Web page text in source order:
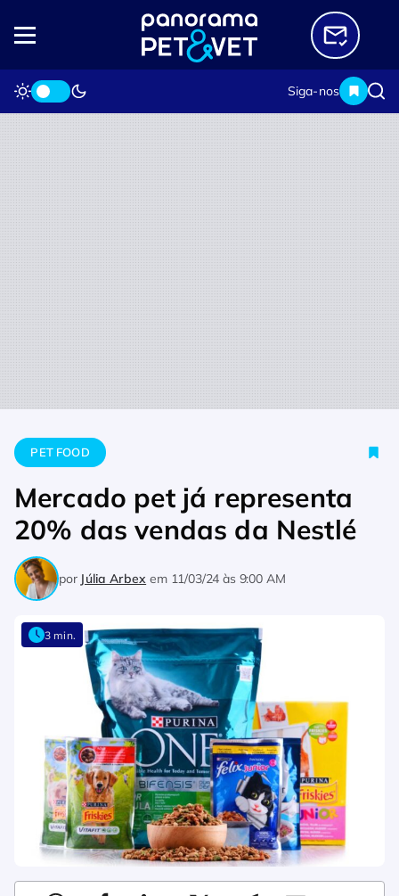
Siga-nos
Home Pet Food Mercado pet já representa 20% das
PET FOOD
Mercado pet já representa
20% das vendas da Nestlé
por Júlia Arbex em 11/03/24 às 9:00 AM
3 min.